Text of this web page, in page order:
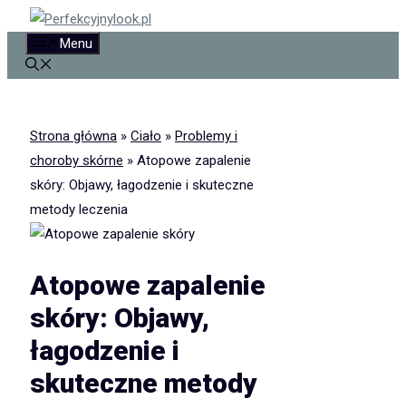
Przejdź
treści
Menu
Strona główna » Ciało » Problemy i
choroby skórne » Atopowe zapalenie
skóry: Objawy, łagodzenie i skuteczne
metody leczenia
Atopowe zapalenie
skóry: Objawy,
łagodzenie i
skuteczne metody